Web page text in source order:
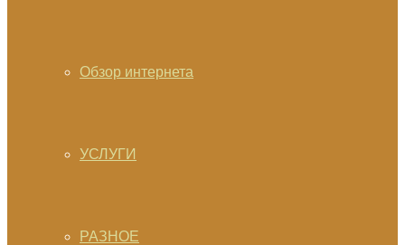
Обзор интернета
УСЛУГИ
РАЗНОЕ